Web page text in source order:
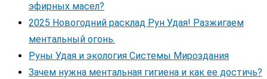
эфирных масел?
2025 Новогодний расклад Рун Удая! Разжигаем
ментальный огонь.
Руны Удая и экология Системы Мироздания
Зачем нужна ментальная гигиена и как ее достичь?